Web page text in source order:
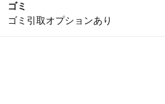
ゴミ
ゴミ引取オプションあり